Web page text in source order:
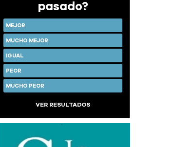
pasado?
MEJOR
MUCHO MEJOR
IGUAL
PEOR
MUCHO PEOR
VER RESULTADOS